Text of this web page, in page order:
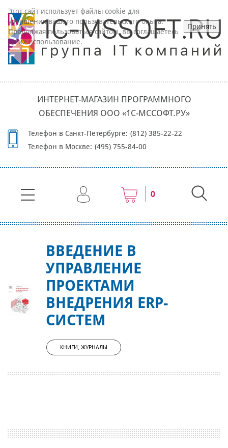
ИНТЕРНЕТ-МАГАЗИН ПРОГРАММНОГО
ОБЕСПЕЧЕНИЯ ООО «1С-МССОФТ.РУ»
Телефон в Санкт-Петербурге: (812) 385-22-22
Телефон в Москве: (495) 755-84-00
0
ВВЕДЕНИЕ В
УПРАВЛЕНИЕ
ПРОЕКТАМИ
ВНЕДРЕНИЯ ERP-
СИСТЕМ
КНИГИ, ЖУРНАЛЫ
Этот сайт использует файлы cookie для
улучшения вашего пользовательского опыта.
Продолжая пользоваться сайтом, вы соглашаетесь
на их использование.
Принять